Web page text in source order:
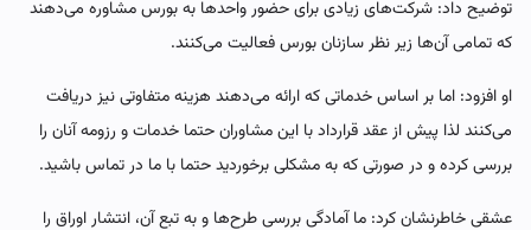
توضیح داد: شرکت‌های زیادی برای حضور واحدها به بورس مشاوره می‌دهند
که تمامی آن‌ها زیر نظر سازنان بورس فعالیت می‌کنند.
او افزود: اما بر اساس خدماتی که ارائه می‌دهند هزینه متفاوتی نیز دریافت
می‌کنند لذا پیش از عقد قرارداد با این مشاوران حتما خدمات و رزومه آنان را
بررسی کرده و در صورتی که به مشکلی برخوردید حتما با ما در تماس باشید.
عشقی خاطرنشان کرد: ما آمادگی بررسی طرح‌ها و به تبع آن، انتشار اوراق را